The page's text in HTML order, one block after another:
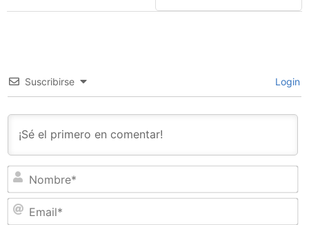
Suscribirse Login